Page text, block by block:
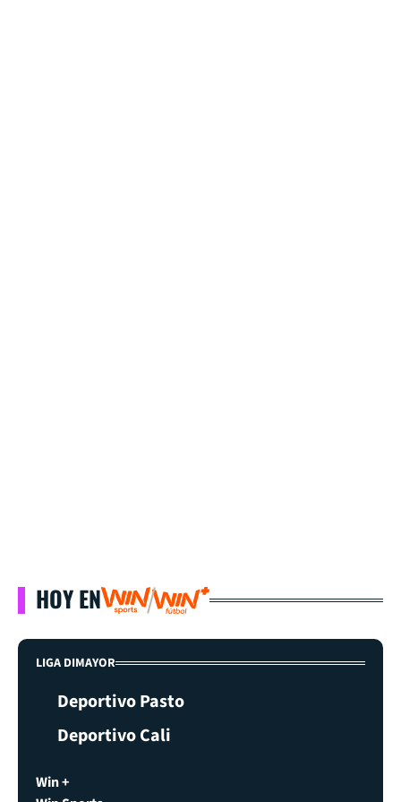
HOY EN
LIGA DIMAYOR
Deportivo Pasto
Deportivo Cali
Win +